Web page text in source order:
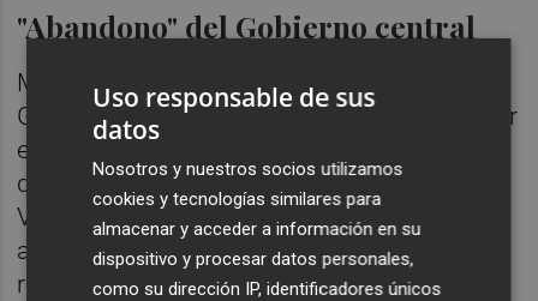
"Abandono" del Gobierno central
Mazón ha lamentado "el abandono" del
Gobierno de España a los daños sufridos por
estas 71 poblaciones castellonenses, a los
que se añaden 28 de la provincia de
Valencia, para los que ha destinado "cero
ayudas y cero euros". Por ello, ha vuelto a
reivindicar al Ejecutivo central que incluya a
Uso responsable de sus
datos
Nosotros y nuestros socios utilizamos
cookies y tecnologías similares para
almacenar y acceder a información en su
dispositivo y procesar datos personales,
como su dirección IP, identificadores únicos